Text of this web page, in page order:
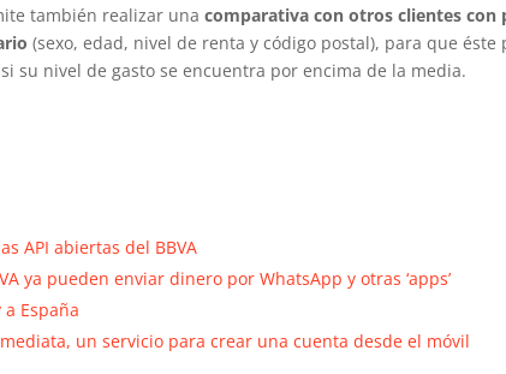
también realizar unacomparativa con otros clientes con
(sexo, edad, nivel de renta y código postal), para que
su nivel de gasto se encuentra por encima de la media.
API abiertas del BBVA
ya pueden enviar dinero por WhatsApp y otras ‘apps’
a España
un servicio para crear una cuenta desde el móvil